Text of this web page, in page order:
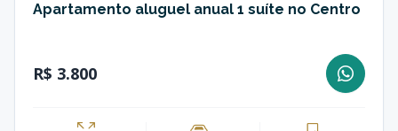
Apartamento aluguel anual 1 suíte no Centro
R$ 3.800